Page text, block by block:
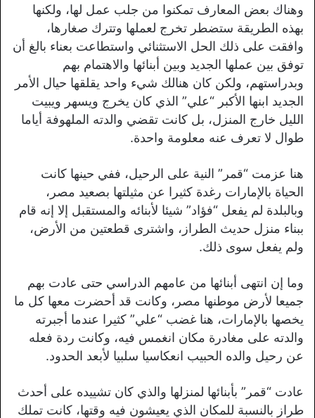
وهناك بعض المعارف تمكنوا من جلب عمل لها، ولكنها
بهذه الطريقة ستضطر تخرج لعملها وتترك صغارها،
وافقت على ذلك الحل الاستثنائي واستطاعت بعناء بالغ أن
توفق بين عملها الجديد وبين أبنائها والاهتمام بهم
وبدراستهم، ولكن كان هنالك شيء واحد يقلقها حيال الأمر
الجديد ابنها الأكبر “علي” الذي كان يخرج ويسهر ويبيت
الليل خارج المنزل، بل كانت تقضي والدته الملهوفة أياما
طوال لا تعرف عنه معلومة واحدة.
هنا عزمت “قمر” النية على الرحيل، ففي حينها كانت
الحياة بالإمارات رغدة كثيرا عن مثيلتها بصعيد مصر،
وبالبلدة لم يفعل “فؤاد” شيئا لأبنائه والمستقبل إلا إنه قام
ببناء منزل حديث الطراز، واشترى قطعتين من الأرض،
ولم يفعل سوى ذلك.
وما إن انتهى أبنائها من عامهم الدراسي حتى عادت بهم
جميعا لأرض موطنها مصر، وكانت قد أحضرت معها كل ما
يخصها بالإمارات، هنا غضب “علي” كثيرا عندما أجبرته
والدته على مغادرة مكان انغمس فيه، وكانت ردة فعله
عن رحيل والده الحبيب انعكاسيا سلبيا لأبعد الحدود.
عادت “قمر” بأبنائها لمنزلها والذي كان تشييده على أحدث
طراز بالنسبة للمكان الذي يعيشون فيه وقتها، كانت تملك